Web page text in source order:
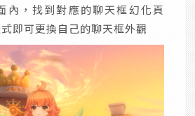
內，找到對應的聊天框幻化頁
即可更換自己的聊天框外觀